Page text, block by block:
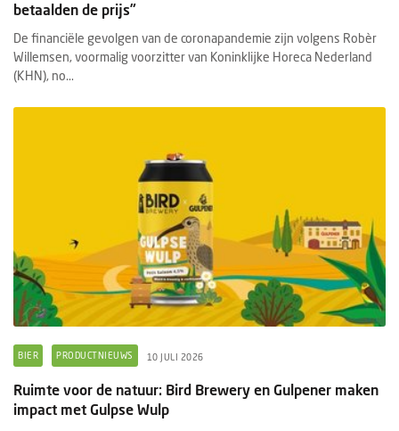
betaalden de prijs”
De financiële gevolgen van de coronapandemie zijn volgens Robèr
Willemsen, voormalig voorzitter van Koninklijke Horeca Nederland
(KHN), no...
BIER PRODUCTNIEUWS 10 JULI 2026
Ruimte voor de natuur: Bird Brewery en Gulpener maken
impact met Gulpse Wulp